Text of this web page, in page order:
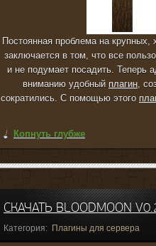
Постоянная проблема на
заключается в том, что все
и не подумает посадить. Теперь
вниманию удобный плагин,
сократились. С помощью этого
Копнуть глубже
СКАЧАТЬ BLOODMOON
Категория: Плагины для сервера